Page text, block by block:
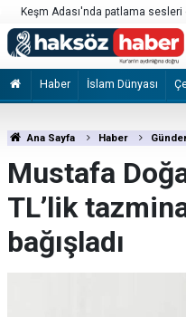
İzmir Büyükşehir Belediyesine
2 şüpheli tutuklandı
Haber İslam Dünyası
Ana Sayfa Haber
Mustafa
TL’lik
bağışladı